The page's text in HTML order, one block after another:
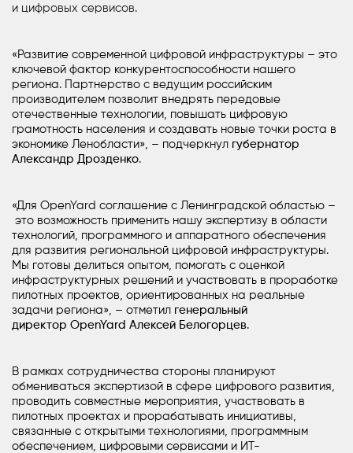
и цифровых сервисов.
«Развитие современной цифровой инфраструктуры – это
ключевой фактор конкурентоспособности нашего
региона. Партнерство с ведущим российским
производителем позволит внедрять передовые
отечественные технологии, повышать цифровую
грамотность населения и создавать новые точки роста в
экономике Ленобласти», – подчеркнул губернатор
Александр Дрозденко.
«Для OpenYard соглашение с Ленинградской областью –
это возможность применить нашу экспертизу в области
технологий, программного и аппаратного обеспечения
для развития региональной цифровой инфраструктуры.
Мы готовы делиться опытом, помогать с оценкой
инфраструктурных решений и участвовать в проработке
пилотных проектов, ориентированных на реальные
задачи региона», – отметил генеральный
директор OpenYard Алексей Белогорцев.
В рамках сотрудничества стороны планируют
обмениваться экспертизой в сфере цифрового развития,
проводить совместные мероприятия, участвовать в
пилотных проектах и прорабатывать инициативы,
связанные с открытыми технологиями, программным
обеспечением, цифровыми сервисами и ИТ-